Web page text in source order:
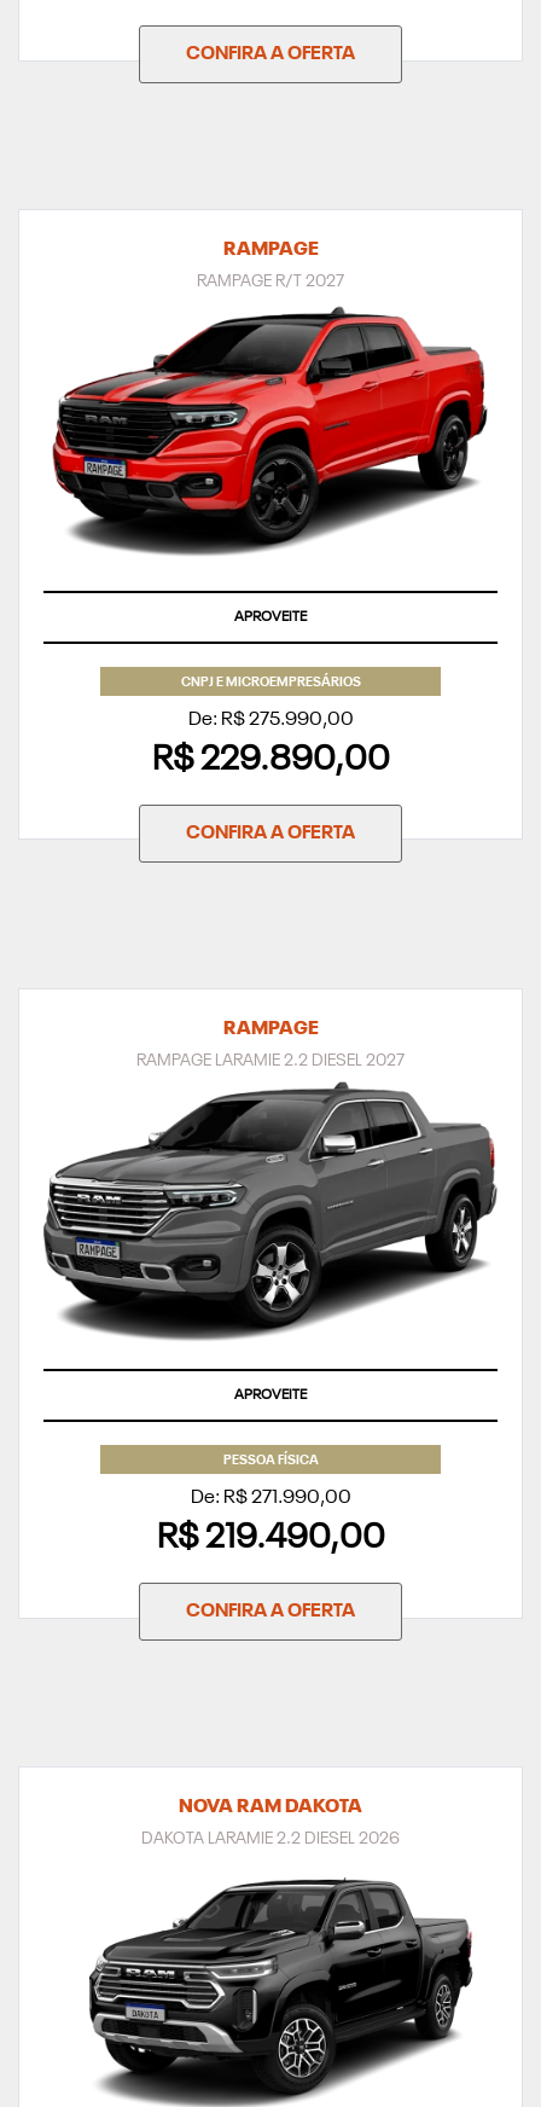
CONFIRA A OFERTA
RAMPAGE
RAMPAGE R/T 2027
TAXA ZERO
CNPJ E MICROEMPRESÁRIOS
De: R$ 275.990,00
R$ 229.890,00
CONFIRA A OFERTA
RAMPAGE
RAMPAGE LARAMIE 2.2 DIESEL 2027
APROVEITE
PESSOA FÍSICA
De: R$ 271.990,00
R$ 219.490,00
CONFIRA A OFERTA
NOVA RAM DAKOTA
DAKOTA LARAMIE 2.2 DIESEL 2026